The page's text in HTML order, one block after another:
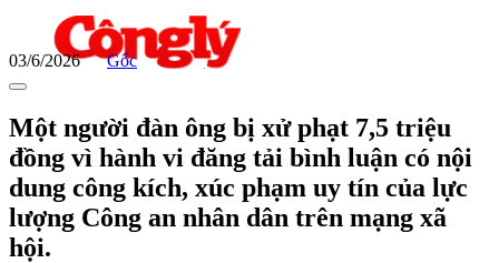
03/6/2026 Gốc
Một người đàn ông bị xử phạt 7,5 triệu
đồng vì hành vi đăng tải bình luận có nội
dung công kích, xúc phạm uy tín của lực
lượng Công an nhân dân trên mạng xã
hội.